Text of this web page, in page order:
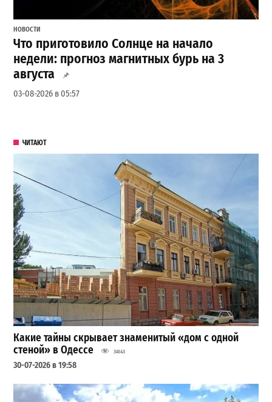
НОВОСТИ
Что приготовило Солнце на начало
недели: прогноз магнитных бурь на 3
августа
03-08-2026 в 05:57
ЧИТАЮТ
Какие тайны скрывает знаменитый «дом с одной
стеной» в Одессе
34143
30-07-2026 в 19:58